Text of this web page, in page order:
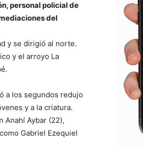
personal policial de
del
y se dirigió al norte.
y el arroyo La
a los segundos redujo
y a la criatura.
Anahí Aybar (22),
Gabriel Ezequiel